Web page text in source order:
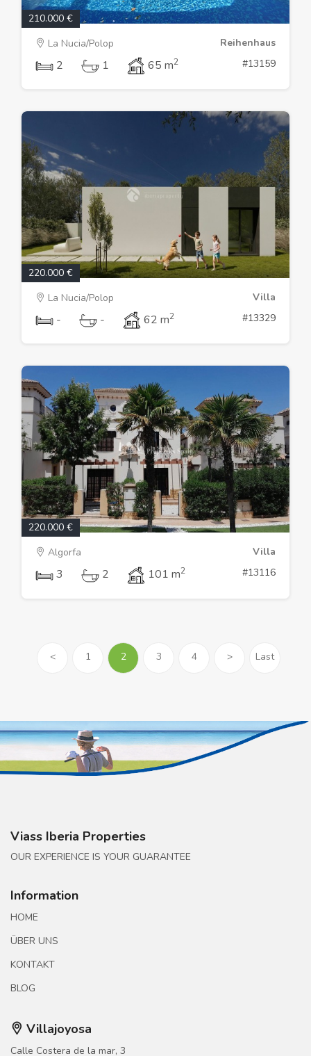
210.000 €
La Nucia/Polop
Reihenhaus
2 1 65 m2 #13159
220.000 €
La Nucia/Polop
Villa
- - 62 m2 #13329
220.000 €
Algorfa
Villa
3 2 101 m2 #13116
< 1 2 3 4 > Last
Viass Iberia Properties
OUR EXPERIENCE IS YOUR GUARANTEE
Information
HOME
ÜBER UNS
KONTAKT
BLOG
Villajoyosa
Calle Costera de la mar, 3